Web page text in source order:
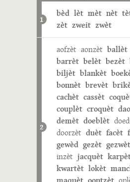
1
bèd lèt mèt nèt
zèt zweit zwèt
2
aofzèt aonzèt ballèt
barrèt belèt bezèt
biljèt blankèt
bonnèt brevèt
cachèt cassèt
couplèt croquèt
demèt doeblèt
doorzèt duèt facèt
gewèd gezèt gezwèt
inzèt jacquèt
kwartèt lokèt